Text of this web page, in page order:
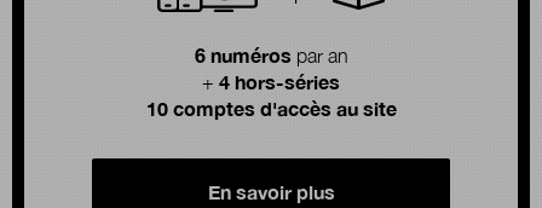
6 numéros par an
+ 4 hors-séries
10 comptes d'accès au site
En savoir plus